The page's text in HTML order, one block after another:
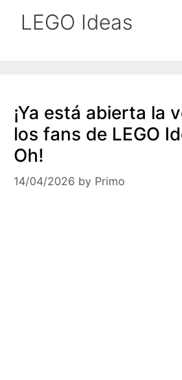
LEGO Ideas
¡Ya está abierta la
los fans de LEGO
Oh!
14/04/2026 by Primo